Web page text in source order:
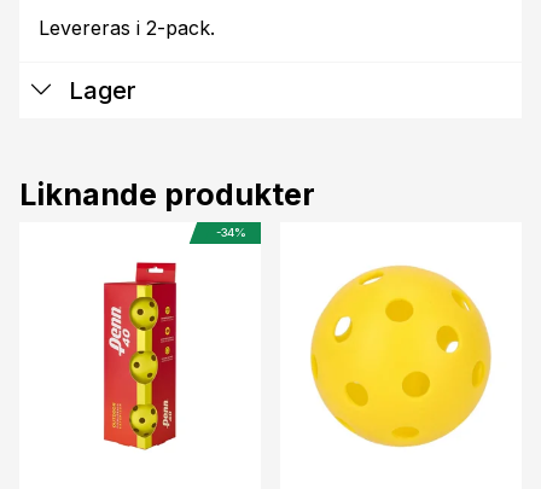
Levereras i 2-pack.
Lager
Liknande produkter
-34%